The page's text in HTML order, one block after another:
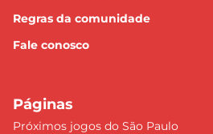
Regras da comunidade
Fale conosco
Páginas
Próximos jogos do São Paulo